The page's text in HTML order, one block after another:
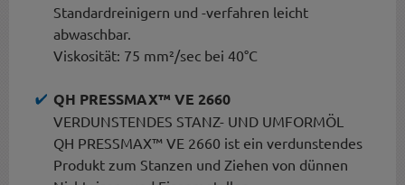
Standardreinigern und -verfahren leicht
abwaschbar.
Viskosität: 75 mm²/sec bei 40°C
QH PRESSMAX™ VE 2660
VERDUNSTENDES STANZ- UND UMFORMÖL
QH PRESSMAX™ VE 2660 ist ein verdunstendes
Produkt zum Stanzen und Ziehen von dünnen